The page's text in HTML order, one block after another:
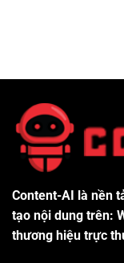
Content-AI là nền
tạo nội dung trên:
thương hiệu trực